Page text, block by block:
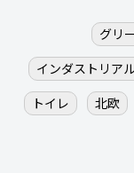
グリ
インダストリア
トイレ
北欧